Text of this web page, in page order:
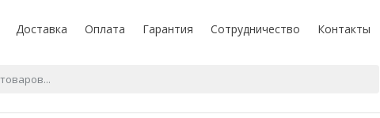
Доставка Оплата Гарантия Сотрудничество Контакты